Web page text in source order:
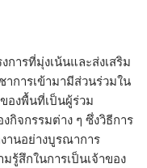
การที่มุ่งเน้นและส่งเสริม
การเข้ามามีส่วนร่วมใน
องพื้นที่เป็นผู้ร่วม
จกรรมต่าง ๆ ซึ่งวิธีการ
านอย่างบูรณาการ
รู้สึกในการเป็นเจ้าของ